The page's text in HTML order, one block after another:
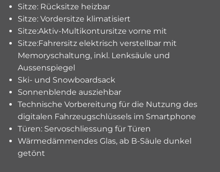
Sitze: Rücksitze heizbar
Sitze: Vordersitze klimatisiert
Sitze:Aktiv-Multikontursitze vorne mit
Sitze:Fahrersitz elektrisch verstellbar mit
Memoryschaltung, inkl. Lenksäule und
Aussenspiegel
Ski- und Snowboardsack
Sonnenblende ausziehbar
Technische Vorbereitung für die Nutzung des
digitalen Fahrzeugschlüssels im Smartphone
Türen: Servoschliessung für Türen
Wärmedämmendes Glas, ab B-Säule dunkel
getönt